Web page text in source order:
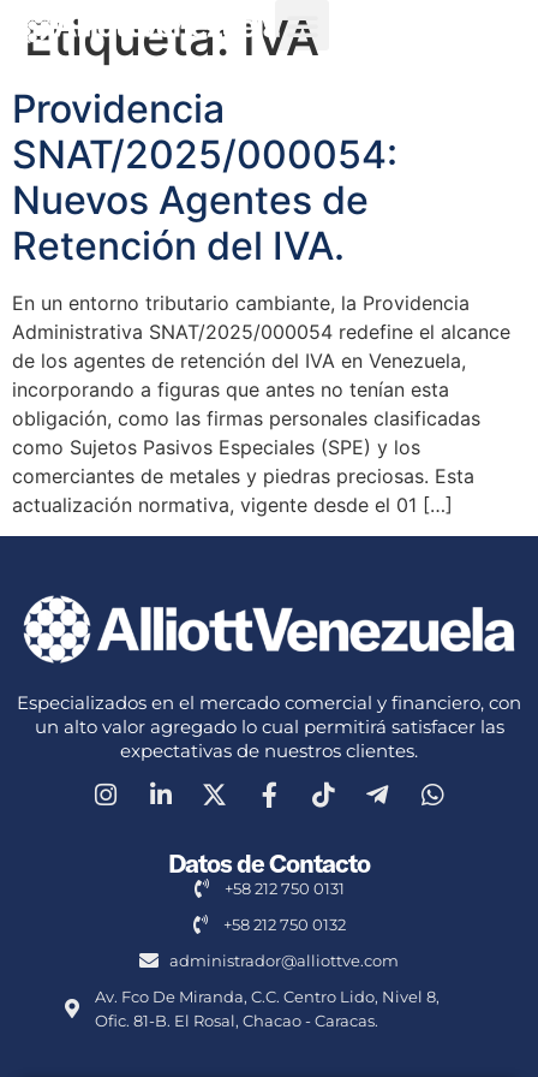
Etiqueta: IVA
Providencia
SNAT/2025/000054:
Nuevos Agentes de
Retención del IVA.
En un entorno tributario cambiante, la Providencia
Administrativa SNAT/2025/000054 redefine el alcance
de los agentes de retención del IVA en Venezuela,
incorporando a figuras que antes no tenían esta
obligación, como las firmas personales clasificadas
como Sujetos Pasivos Especiales (SPE) y los
comerciantes de metales y piedras preciosas. Esta
actualización normativa, vigente desde el 01 […]
Especializados en el mercado comercial y financiero, con
un alto valor agregado lo cual permitirá satisfacer las
expectativas de nuestros clientes.
Datos de Contacto
+58 212 750 0131
+58 212 750 0132
administrador@alliottve.com
Av. Fco De Miranda, C.C. Centro Lido, Nivel 8,
Ofic. 81-B. El Rosal, Chacao - Caracas.